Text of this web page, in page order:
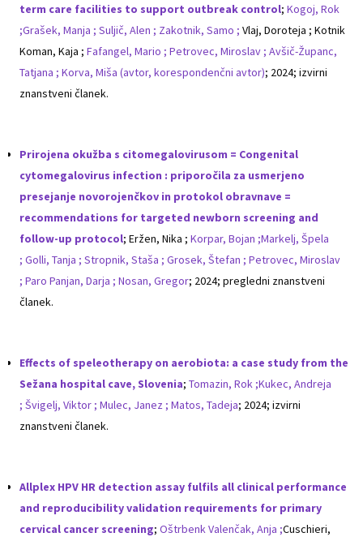
term care facilities to support outbreak control; Kogoj, Rok
;Grašek, Manja ; Suljič, Alen ; Zakotnik, Samo ; Vlaj, Doroteja ; Kotnik
Koman, Kaja ; Fafangel, Mario ; Petrovec, Miroslav ; Avšič-Županc,
Tatjana ; Korva, Miša (avtor, korespondenčni avtor); 2024; izvirni
znanstveni članek.
Prirojena okužba s citomegalovirusom = Congenital
cytomegalovirus infection : priporočila za usmerjeno
presejanje novorojenčkov in protokol obravnave =
recommendations for targeted newborn screening and
follow-up protocol; Eržen, Nika ; Korpar, Bojan ;Markelj, Špela
; Golli, Tanja ; Stropnik, Staša ; Grosek, Štefan ; Petrovec, Miroslav
; Paro Panjan, Darja ; Nosan, Gregor; 2024; pregledni znanstveni
članek.
Effects of speleotherapy on aerobiota: a case study from the
Sežana hospital cave, Slovenia; Tomazin, Rok ;Kukec, Andreja
; Švigelj, Viktor ; Mulec, Janez ; Matos, Tadeja; 2024; izvirni
znanstveni članek.
Allplex HPV HR detection assay fulfils all clinical performance
and reproducibility validation requirements for primary
cervical cancer screening; Oštrbenk Valenčak, Anja ;Cuschieri,